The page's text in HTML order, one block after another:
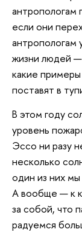
антропологам
если они
антропологам
жизни людей —
какие
поставят в
В этом году
уровень
Эссо ни разу
несколько
один из них
А вообще — к
за собой, что
радуемся